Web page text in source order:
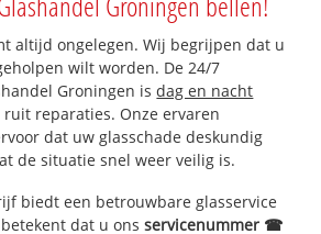
altijd ongelegen. Wij begrijpen dat u
wilt worden. De 24/7
Groningen isdag en nacht
ruit reparaties. Onze ervaren
dat uw glasschade deskundig
de situatie snel weer veilig is.
biedt een betrouwbare glasservice
dat u onsservicenummer ☎